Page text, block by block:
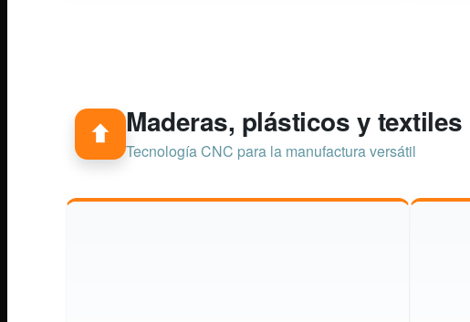
Maderas, plásticos y textiles
Tecnología CNC para la manufactura versátil